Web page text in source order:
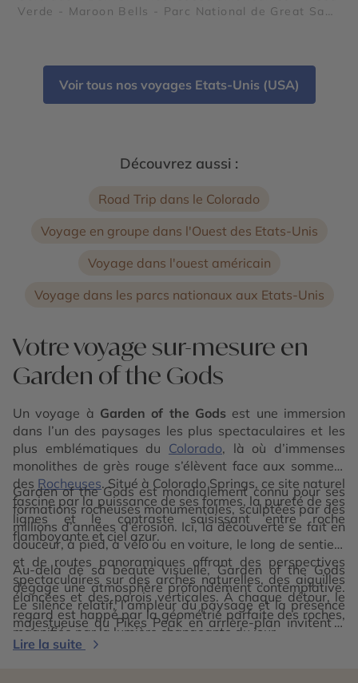
Verde - Maroon Bells - Parc National de Great Sand
Voir tous nos voyages Etats-Unis (USA)
Découvrez aussi :
Road Trip dans le Colorado
Voyage en groupe dans l'Ouest des Etats-Unis
Voyage dans l'ouest américain
Voyage dans les parcs nationaux aux Etats-Unis
Votre voyage sur-mesure en
Garden of the Gods
Un voyage à Garden of the Gods est une immersion
dans l’un des paysages les plus spectaculaires et les
plus emblématiques du Colorado, là où d’immenses
monolithes de grès rouge s’élèvent face aux sommets
des Rocheuses. Situé à Colorado Springs, ce site naturel
fascine par la puissance de ses formes, la pureté de ses
lignes et le contraste saisissant entre roche
flamboyante et ciel azur.
Garden of the Gods est mondialement connu pour ses
formations rocheuses monumentales, sculptées par des
millions d’années d’érosion. Ici, la découverte se fait en
douceur, à pied, à vélo ou en voiture, le long de sentiers
et de routes panoramiques offrant des perspectives
spectaculaires sur des arches naturelles, des aiguilles
élancées et des parois verticales. À chaque détour, le
regard est happé par la géométrie parfaite des roches,
magnifiée par la lumière changeante du jour.
Au-delà de sa beauté visuelle, Garden of the Gods
dégage une atmosphère profondément contemplative.
Le silence relatif, l’ampleur du paysage et la présence
majestueuse du Pikes Peak en arrière-plan invitent à
ralentir et à observer. Explorer Garden of the Gods,
Lire la suite